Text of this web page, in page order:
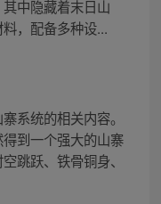
中隐藏着末日山
，配备多种设...
系统的相关内容。
到一个强大的山寨
跳跃、铁骨铜身、